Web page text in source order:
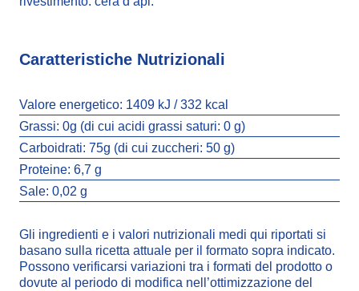
Caratteristiche Nutrizionali
Valore energetico: 1409 kJ / 332 kcal
Grassi: 0g (di cui acidi grassi saturi: 0 g)
Carboidrati: 75g (di cui zuccheri: 50 g)
Proteine: 6,7 g
Sale: 0,02 g
Gli ingredienti e i valori nutrizionali medi qui riportati si
basano sulla ricetta attuale per il formato sopra indicato.
Possono verificarsi variazioni tra i formati del prodotto o
dovute al periodo di modifica nell’ottimizzazione del